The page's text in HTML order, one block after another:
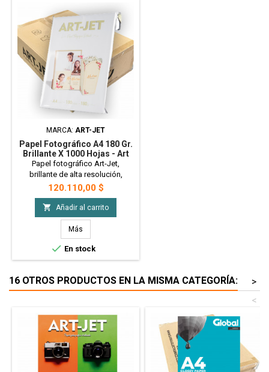
MARCA: ART-JET
Papel Fotográfico A4 180 Gr.
Brillante X 1000 Hojas - Art
Jet PRECIO MAYORISTA
Papel fotográfico Art-Jet,
brillante de alta resolución,
resistente al agua. Colores vivos
y durables Ideal para Candybar,
fotografías hogareñas,
invitaciones, imanes
publicitarios. Tamaño A4 - 180gr -
x1000 Hojas - Bulto Cerrado
Precio
120.110,00 $
 Añadir al carrito
Más
 En stock
16 OTROS PRODUCTOS EN LA MISMA CATEGORÍA:
>
<